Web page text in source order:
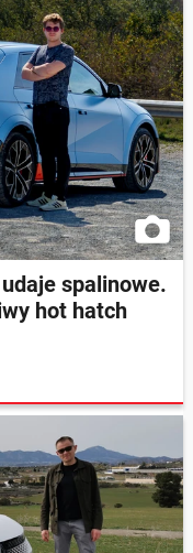
spalinowe.
hot hatch